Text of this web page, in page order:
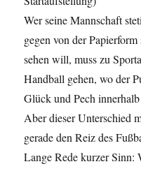
Wer seine Mannschaft
gegen von der
sehen will, muss zu
Handball gehen, wo der
Glück und Pech
Aber dieser Unterschied
gerade den Reiz des
Lange Rede kurzer Sinn: